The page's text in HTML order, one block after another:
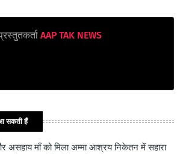
AAP TAK NEWS
सकती हैं
असहाय माँ को मिला अम्मा आश्रय निकेतन में सहारा